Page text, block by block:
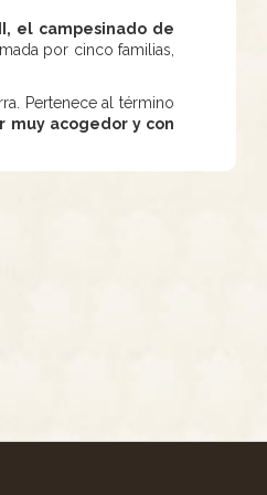
el campesinado de
por cinco familias,
Pertenece al término
muy acogedor y con